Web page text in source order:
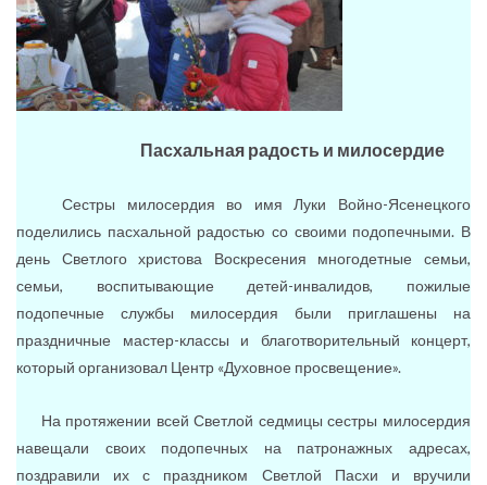
Пасхальная радость и милосердие
Сестры милосердия во имя Луки Войно-Ясенецкого
поделились пасхальной радостью со своими подопечными. В
день Светлого христова Воскресения многодетные семьи,
семьи, воспитывающие детей-инвалидов, пожилые
подопечные службы милосердия были приглашены на
праздничные мастер-классы и благотворительный концерт,
который организовал Центр «Духовное просвещение».
На протяжении всей Светлой седмицы сестры милосердия
навещали своих подопечных на патронажных адресах,
поздравили их с праздником Светлой Пасхи и вручили